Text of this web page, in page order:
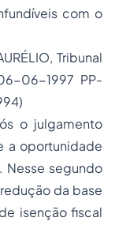
com o
Tribunal
06-1997 PP-
o julgamento
a oportunidade
Nesse segundo
da base
isenção fiscal